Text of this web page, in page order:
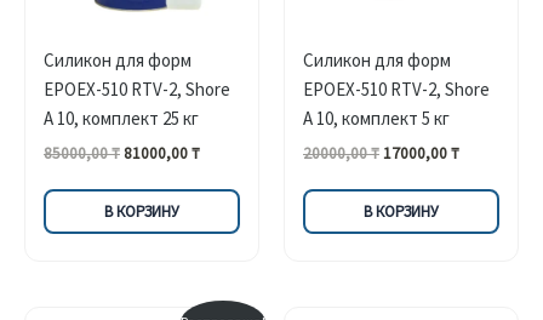
Силикон для форм
EPOEX-510 RTV-2, Shore
A 10, комплект 25 кг
85000,00₸Первоначальная
составляла
85000,00 ₸.
81000,00₸Текущая
81000,00 ₸.
В КОРЗИНУ
Силикон для форм
EPOEX-510 RTV-2, Shore
A 10, комплект 5 кг
20000,00₸ Первоначальная
составляла
20000,00 ₸.
17000,00₸Текущая
17000,00 ₸.
В КОРЗИНУ